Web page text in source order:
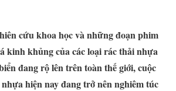
cứu khoa học và những đoạn phim
kinh khủng của các loại rác thải nhựa
đang rộ lên trên toàn thế giới, cuộc
hiện nay đang trở nên nghiêm túc